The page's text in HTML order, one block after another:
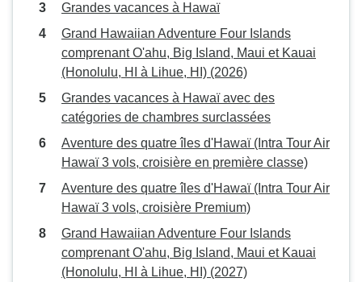
Grandes vacances à Hawaï
Grand Hawaiian Adventure Four Islands
comprenant O'ahu, Big Island, Maui et Kauai
(Honolulu, HI à Lihue, HI) (2026)
Grandes vacances à Hawaï avec des
catégories de chambres surclassées
Aventure des quatre îles d'Hawaï (Intra Tour Air
Hawaï 3 vols, croisière en première classe)
Aventure des quatre îles d'Hawaï (Intra Tour Air
Hawaï 3 vols, croisière Premium)
Grand Hawaiian Adventure Four Islands
comprenant O'ahu, Big Island, Maui et Kauai
(Honolulu, HI à Lihue, HI) (2027)